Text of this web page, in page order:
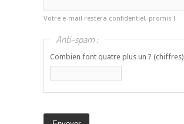
Votre e-mail restera confidentiel, promis !
Anti-spam :
Combien font quatre plus un ? (chiffres)